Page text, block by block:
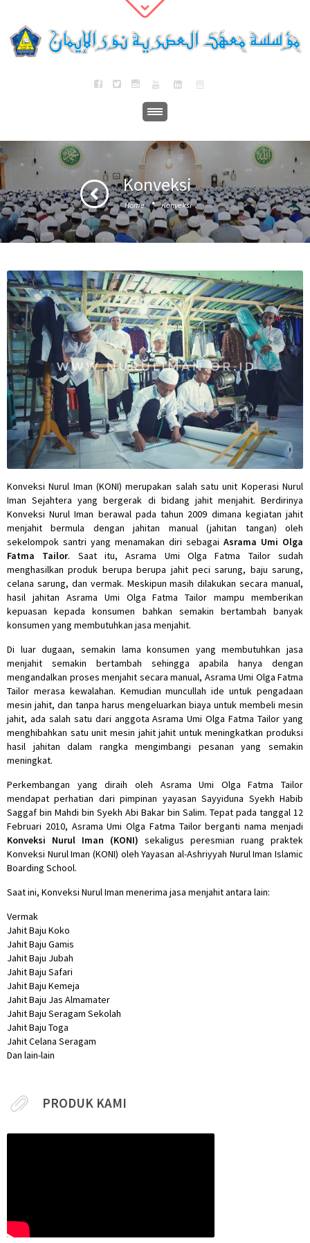
Konveksi
Home · Konveksi
Konveksi Nurul Iman (KONI) merupakan salah satu unit Koperasi Nurul
Iman Sejahtera yang bergerak di bidang jahit menjahit. Berdirinya
Konveksi Nurul Iman berawal pada tahun 2009 dimana kegiatan jahit
menjahit bermula dengan jahitan manual (jahitan tangan) oleh
sekelompok santri yang menamakan diri sebagai Asrama Umi Olga
Fatma Tailor. Saat itu, Asrama Umi Olga Fatma Tailor sudah
menghasilkan produk berupa berupa jahit peci sarung, baju sarung,
celana sarung, dan vermak. Meskipun masih dilakukan secara manual,
hasil jahitan Asrama Umi Olga Fatma Tailor mampu memberikan
kepuasan kepada konsumen bahkan semakin bertambah banyak
konsumen yang membutuhkan jasa menjahit.
Di luar dugaan, semakin lama konsumen yang membutuhkan jasa
menjahit semakin bertambah sehingga apabila hanya dengan
mengandalkan proses menjahit secara manual, Asrama Umi Olga Fatma
Tailor merasa kewalahan. Kemudian muncullah ide untuk pengadaan
mesin jahit, dan tanpa harus mengeluarkan biaya untuk membeli mesin
jahit, ada salah satu dari anggota Asrama Umi Olga Fatma Tailor yang
menghibahkan satu unit mesin jahit jahit untuk meningkatkan produksi
hasil jahitan dalam rangka mengimbangi pesanan yang semakin
meningkat.
Perkembangan yang diraih oleh Asrama Umi Olga Fatma Tailor
mendapat perhatian dari pimpinan yayasan Sayyiduna Syekh Habib
Saggaf bin Mahdi bin Syekh Abi Bakar bin Salim. Tepat pada tanggal 12
Februari 2010, Asrama Umi Olga Fatma Tailor berganti nama menjadi
Konveksi Nurul Iman (KONI) sekaligus peresmian ruang praktek
Konveksi Nurul Iman (KONI) oleh Yayasan al-Ashriyyah Nurul Iman Islamic
Boarding School.
Saat ini, Konveksi Nurul Iman menerima jasa menjahit antara lain:
Vermak
Jahit Baju Koko
Jahit Baju Gamis
Jahit Baju Jubah
Jahit Baju Safari
Jahit Baju Kemeja
Jahit Baju Jas Almamater
Jahit Baju Seragam Sekolah
Jahit Baju Toga
Jahit Celana Seragam
Dan lain-lain
PRODUK KAMI